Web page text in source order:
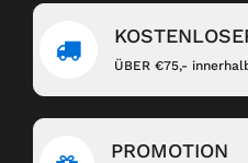
ÜBER €75,-
PROMOTION